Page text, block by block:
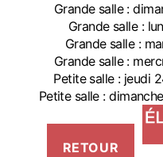
Grande salle :
Grande salle :
Grande salle :
Grande salle :
Petite salle : jeudi
Petite salle :